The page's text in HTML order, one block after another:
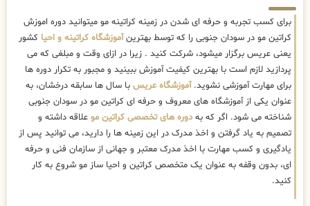
برای کسب تجربه و حرفه ای شدن در زمینه کراتینه مو میتوانید دوره اموزش
کراتین مو در سودان جنوبی را که توسط بهترینآموزشگاه کراتینه و احیا کشور
یعنی عریس برگزار میشود، شرکت کنید . زیرا در ازای وقت و مبلغی که می
پردازید لازم است با بهترین کیفیت آموزش ببینید و مجبور به تکرار دوره ها
برای مهارت آموزشی نشوید.آموزشگاه عریس با سال ها سابقه درخشان، به
عنوان یکی از آموزشگاه های معروف و حرفه ای کراتین مو در سودان جنوبی
شناخته می شود. اگر که بهدوره های تخصصی کراتین مو علاقه داشته و
تصمیم به یاد گرفتن و اخذ مدرک در این زمینه ها را دارید، می توانید پس از
یادگیری و کسب مهارت با اخذ مدرک معتبر و جهانی از سازمان فنی و حرفه
ای، بدون وقفه به عنوان یک متخصص کراتین و احیا ساز مو شروع به کار
کنید.